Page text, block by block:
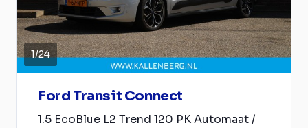
1/24
Ford Transit Connect
1.5 EcoBlue L2 Trend 120 PK Automaat /